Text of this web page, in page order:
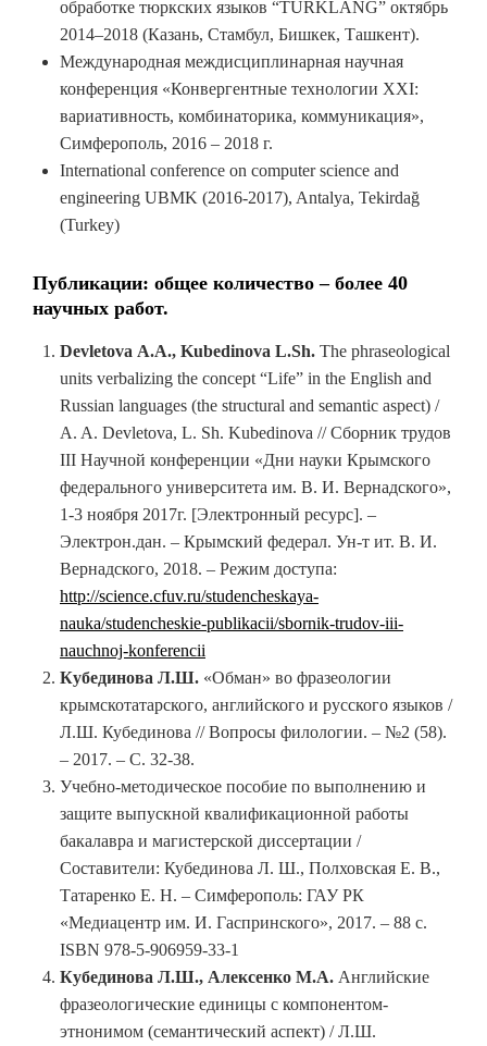
обработке тюркских языков “TURKLANG” октябрь
2014–2018 (Казань, Стамбул, Бишкек, Ташкент).
Международная междисциплинарная научная
конференция «Конвергентные технологии XXI:
вариативность, комбинаторика, коммуникация»,
Симферополь, 2016 – 2018 г.
International conference on computer science and
engineering UBMK (2016-2017), Antalya, Tekirdağ
(Turkey)
Публикации: общее количество – более 40
научных работ.
Devletova A.A., Kubedinova L.Sh. The phraseological
units verbalizing the concept “Life” in the English and
Russian languages (the structural and semantic aspect) /
A. A. Devletova, L. Sh. Kubedinova // Сборник трудов
III Научной конференции «Дни науки Крымского
федерального университета им. В. И. Вернадского»,
1-3 ноября 2017г. [Электронный ресурс]. –
Электрон.дан. – Крымский федерал. Ун-т ит. В. И.
Вернадского, 2018. – Режим доступа:
http://science.cfuv.ru/studencheskaya-
nauka/studencheskie-publikacii/sbornik-trudov-iii-
nauchnoj-konferencii
Кубединова Л.Ш. «Обман» во фразеологии
крымскотатарского, английского и русского языков /
Л.Ш. Кубединова // Вопросы филологии. – №2 (58).
– 2017. – С. 32-38.
Учебно-методическое пособие по выполнению и
защите выпускной квалификационной работы
бакалавра и магистерской диссертации /
Составители: Кубединова Л. Ш., Полховская Е. В.,
Татаренко Е. Н. – Симферополь: ГАУ РК
«Медиацентр им. И. Гаспринского», 2017. – 88 с.
ISBN 978-5-906959-33-1
Кубединова Л.Ш., Алексенко М.А. Английские
фразеологические единицы с компонентом-
этнонимом (семантический аспект) / Л.Ш.